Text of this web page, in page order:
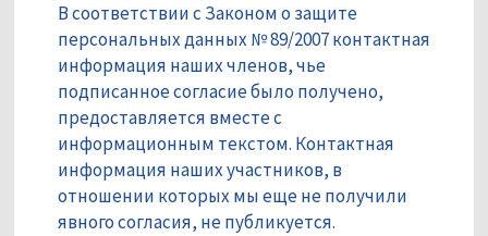
В соответствии с Законом о защите
персональных данных № 89/2007 контактная
информация наших членов, чье
подписанное согласие было получено,
предоставляется вместе с
информационным текстом. Контактная
информация наших участников, в
отношении которых мы еще не получили
явного согласия, не публикуется.